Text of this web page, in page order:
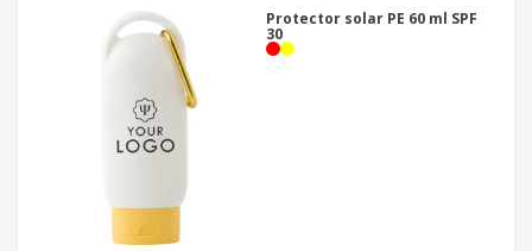
Protector solar PE 60 ml SPF
30